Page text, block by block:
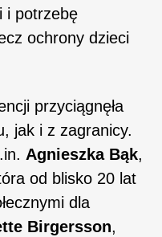
i potrzebę
ochrony dzieci
przyciągnęła
jak i z zagranicy.
Agnieszka Bąk,
od blisko 20 lat
dla
Birgersson,